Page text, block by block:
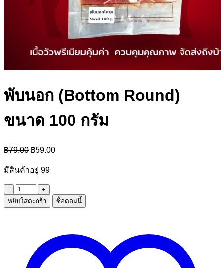
พับนอก (Bottom Round)
ขนาด 100 กรัม
฿79.00 Original
price
was:
฿79.00.
฿59.00Current
price
มีสินค้าอยู่ 99
จำนวน
พับ
กรัม
หยิบใส่ตะกร้า ซื้อตอนนี้